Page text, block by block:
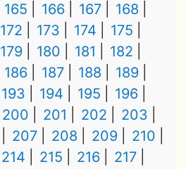
165 166 167
168
172 173 174
175
179 180 181
182
186 187 188
189
193 194 195
196
200 201 202
203
207 208 209
210
214 215 216
217